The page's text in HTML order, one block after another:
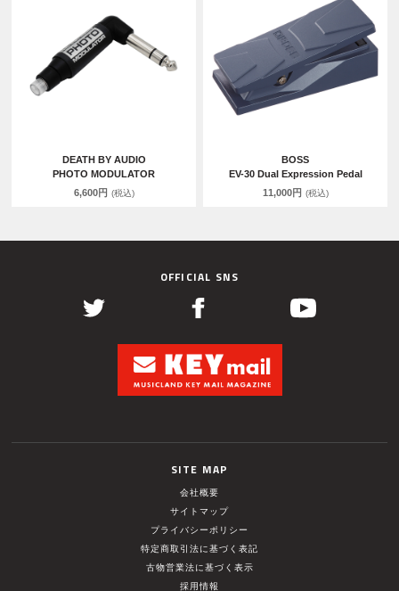
DEATH BY AUDIO
PHOTO MODULATOR
6,600円 (税込)
BOSS
EV-30 Dual Expression Pedal
11,000円 (税込)
OFFICIAL SNS
SITE MAP
会社概要
サイトマップ
プライバシーポリシー
特定商取引法に基づく表記
古物営業法に基づく表示
採用情報